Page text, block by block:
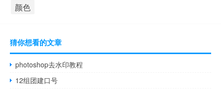
颜色
猜你想看的文章
photoshop去水印教程
12组团建口号